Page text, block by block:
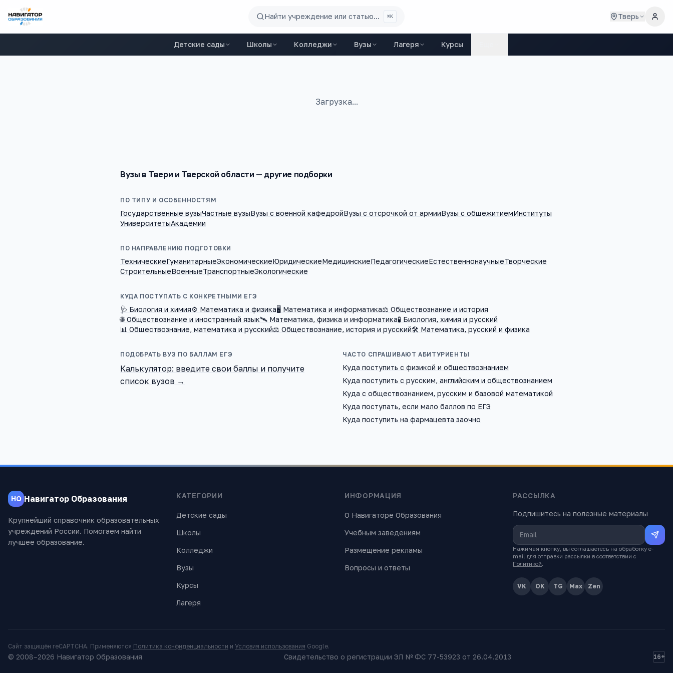
Найти учреждение или статью... ⌘K Тверь
Детские сады Школы Колледжи Вузы Лагеря Курсы
Загрузка...
Вузы в Твери и Тверской области — другие подборки
ПО ТИПУ И ОСОБЕННОСТЯМ
Государственные вузыЧастные вузыВузы с военной кафедройВузы с отсрочкой от армииВузы с общежитиемИнституты
УниверситетыАкадемии
ПО НАПРАВЛЕНИЮ ПОДГОТОВКИ
ТехническиеГуманитарныеЭкономическиеЮридическиеМедицинскиеПедагогическиеЕстественнонаучныеТворческие
СтроительныеВоенныеТранспортныеЭкологические
КУДА ПОСТУПАТЬ С КОНКРЕТНЫМИ ЕГЭ
🩺 Биология и химия⚙️ Математика и физика🖥️ Математика и информатика⚖️ Обществознание и история
🌐 Обществознание и иностранный язык🛰️ Математика, физика и информатика🧪 Биология, химия и русский
📊 Обществознание, математика и русский⚖️ Обществознание, история и русский🛠️ Математика, русский и физика
ПОДОБРАТЬ ВУЗ ПО БАЛЛАМ ЕГЭ
Калькулятор: введите свои баллы и получите
список вузов →
ЧАСТО СПРАШИВАЮТ АБИТУРИЕНТЫ
Куда поступить с физикой и обществознанием
Куда поступить с русским, английским и обществознанием
Куда с обществознанием, русским и базовой математикой
Куда поступать, если мало баллов по ЕГЭ
Куда поступить на фармацевта заочно
НО Навигатор Образования
Крупнейший справочник образовательных
учреждений России. Помогаем найти
лучшее образование.
КАТЕГОРИИ
Детские сады
Школы
Колледжи
Вузы
Курсы
Лагеря
ИНФОРМАЦИЯ
О Навигаторе Образования
Учебным заведениям
Размещение рекламы
Вопросы и ответы
РАССЫЛКА
Подпишитесь на полезные материалы
Нажимая кнопку, вы соглашаетесь на обработку e-
mail для отправки рассылки в соответствии с
Политикой.
VK OK TG Max Zen
Сайт защищён reCAPTCHA. Применяются Политика конфиденциальности и Условия использования Google.
© 2008–2026 Навигатор Образования Свидетельство о регистрации ЭЛ № ФС 77-53923 от 26.04.2013 16+